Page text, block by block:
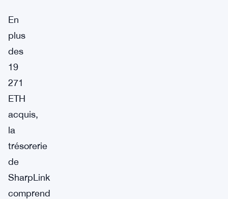
En
plus
des
19
271
ETH
acquis,
la
trésorerie
de
SharpLink
comprend